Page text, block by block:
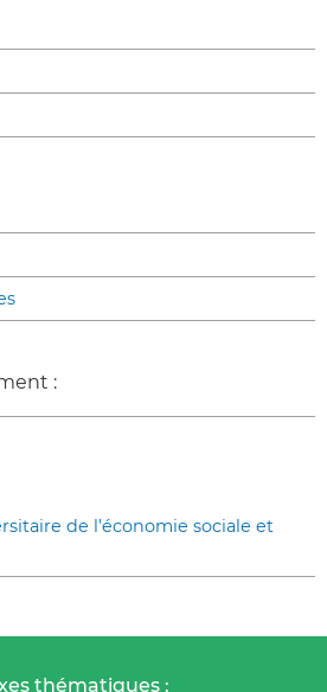
:
de l’économie sociale et
thématiques :